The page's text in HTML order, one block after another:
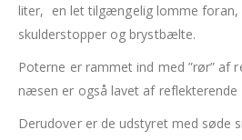
liter, en let tilgængelig lomme foran,
skulderstopper og brystbælte.
Poterne er rammet ind med ”rør” af
næsen er også lavet af reflekterende
Derudover er de udstyret med søde